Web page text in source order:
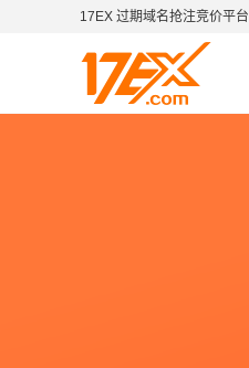
17EX 过期域名抢注竞价平台